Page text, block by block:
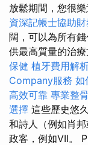
放鬆期間，您很
資深記帳士協助
闊，可以為所有
供最高質量的治療
保健 植牙費用解
Company服務 如
高效可靠 專業整
選擇 這些歷史悠
和詩人（例如肖
政客，例如VII。